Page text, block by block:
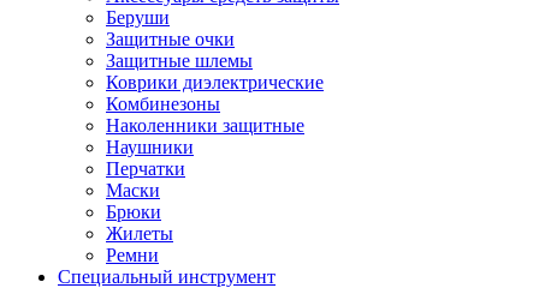
Беруши
Защитные очки
Защитные шлемы
Коврики диэлектрические
Комбинезоны
Наколенники защитные
Наушники
Перчатки
Маски
Брюки
Жилеты
Ремни
Специальный инструмент